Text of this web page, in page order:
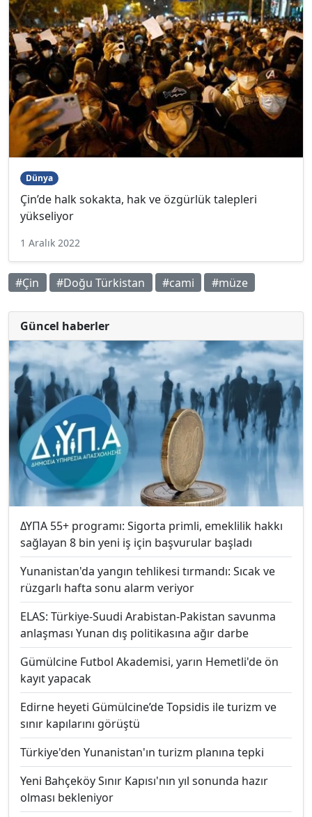
Dünya
Çin’de halk sokakta, hak ve özgürlük talepleri
yükseliyor
1 Aralık 2022
#Çin #Doğu Türkistan #cami #müze
Güncel haberler
ΔΥΠΑ 55+ programı: Sigorta primli, emeklilik hakkı
sağlayan 8 bin yeni iş için başvurular başladı
Yunanistan'da yangın tehlikesi tırmandı: Sıcak ve
rüzgarlı hafta sonu alarm veriyor
ELAS: Türkiye-Suudi Arabistan-Pakistan savunma
anlaşması Yunan dış politikasına ağır darbe
Gümülcine Futbol Akademisi, yarın Hemetli'de ön
kayıt yapacak
Edirne heyeti Gümülcine’de Topsidis ile turizm ve
sınır kapılarını görüştü
Türkiye'den Yunanistan'ın turizm planına tepki
Yeni Bahçeköy Sınır Kapısı'nın yıl sonunda hazır
olması bekleniyor